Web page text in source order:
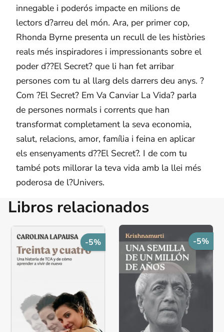
innegable i poderós impacte en milions de
lectors d?arreu del món. Ara, per primer cop,
Rhonda Byrne presenta un recull de les històries
reals més inspiradores i impressionants sobre el
poder d??El Secret? que li han fet arribar
persones com tu al llarg dels darrers deu anys. ?
Com ?El Secret? Em Va Canviar La Vida? parla
de persones normals i corrents que han
transformat completament la seva economia,
salut, relacions, amor, família i feina en aplicar
els ensenyaments d??El Secret?. I de com tu
també pots millorar la teva vida amb la llei més
poderosa de l?Univers.
Libros relacionados
-5% -5%